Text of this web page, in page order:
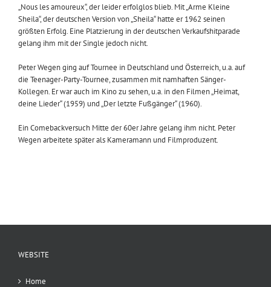
„Nous les amoureux“, der leider erfolglos blieb. Mit „Arme Kleine
Sheila“, der deutschen Version von „Sheila“ hatte er 1962 seinen
größten Erfolg. Eine Platzierung in der deutschen Verkaufshitparade
gelang ihm mit der Single jedoch nicht.
Peter Wegen ging auf Tournee in Deutschland und Österreich, u.a. auf
die Teenager-Party-Tournee, zusammen mit namhaften Sänger-
Kollegen. Er war auch im Kino zu sehen, u.a. in den Filmen „Heimat,
deine Lieder“ (1959) und „Der letzte Fußgänger“ (1960).
Ein Comebackversuch Mitte der 60er Jahre gelang ihm nicht. Peter
Wegen arbeitete später als Kameramann und Filmproduzent.
WEBSITE
Home